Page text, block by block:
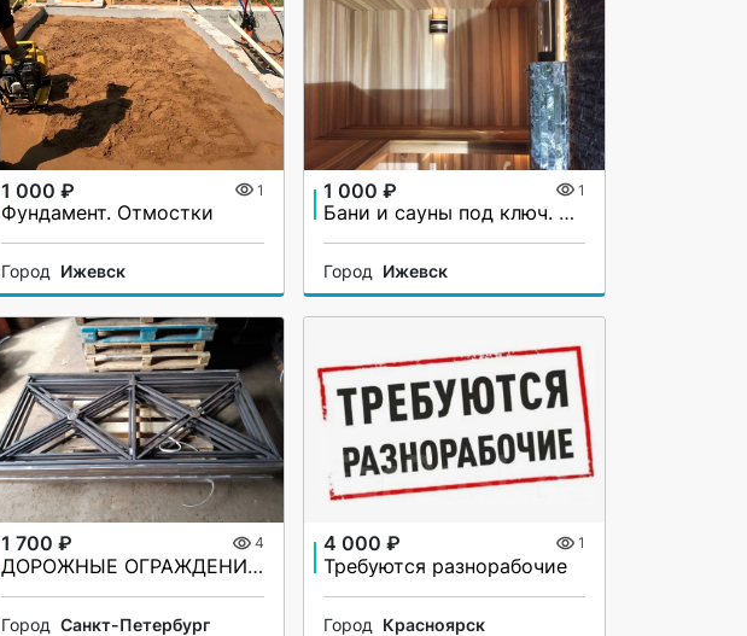
1 000 ₽ 1
Фундамент. Отмостки
Город Ижевск
1 000 ₽ 1
Бани и сауны под ключ. Ремонт
Город Ижевск
1 700 ₽ 4
ДОРОЖНЫЕ ОГРАЖДЕНИЯ ПО-1
Город Санкт-Петербург
4 000 ₽ 1
Требуются разнорабочие
Город Красноярск